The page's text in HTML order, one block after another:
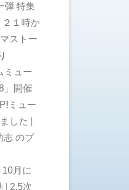
弾 特集
２１時か
ストー
ミュー
」開催
ミュー
した |
志 のブ
10月に
| 2.5次